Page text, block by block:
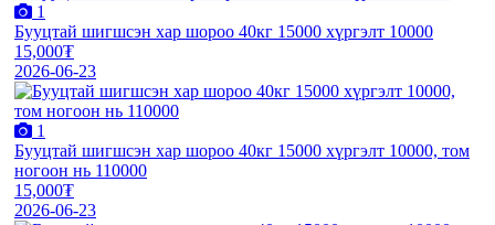
1
Бууцтай шигшсэн хар шороо 40кг 15000 хүргэлт 10000
15,000₮
2026-06-23
1
Бууцтай шигшсэн хар шороо 40кг 15000 хүргэлт 10000, том
ногоон нь 110000
15,000₮
2026-06-23